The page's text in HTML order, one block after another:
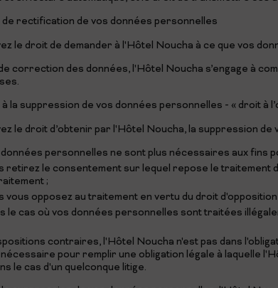
rectification de vos données personnelles
le droit de demander à l'Hôtel Noucha à ce que vos
correction des données, l'Hôtel Noucha s’engage à
la suppression de vos données personnelles - « droit à
le droit d’obtenir par l'Hôtel Noucha, la suppression
personnelles ne sont plus nécessaires aux fins
retirez le consentement sur lequel repose le traitement
;
vous opposez au traitement en vertu du droit
le cas où vos données personnelles sont traitées
contraires, l'Hôtel Noucha n'est pas dans
pour remplir une obligation légale à laquelle
le cas d'un quelconque litige.